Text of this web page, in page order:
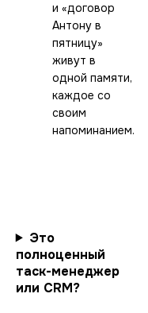
и «договор
Антону в
пятницу»
живут в
одной памяти,
каждое со
своим
напоминанием.
Это
полноценный
таск-менеджер
или CRM?